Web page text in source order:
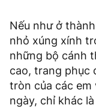
Nếu như ở
nhỏ xúng xính
những bộ cánh
cao, trang phục
tròn của các em
ngày, chỉ khác